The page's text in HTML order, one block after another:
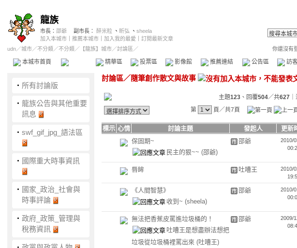
龍族
市長： 邵爺 副市長： 醉米粒 、 昕弘 、 sheela
加入本城市
推薦本城市 加入我的最愛
訂閱最新文章
udn／城市／不分類 ／不分類 ／ 【龍族】城市／討論區／ 你還沒有
本城市首頁 精華區 投票區 影像館 推薦連結 公告區 訪
‧ 所有討論版
‧ 龍族公告與其他重要
訊息
‧ swf_gif_jpg_語法區
‧ 國際重大時事資訊
‧ 國家_政治_社會與
時事評論
‧ 政府_政策_管理與
稅務資訊
討論區／隨筆創作散文與故事
主題123 、回覆504／共627
第
頁／共7頁
標示 心情 討論主題 發起人 更新
保固期~
民主的狠~~ (邵爺)
邵爺
2010/
唇眸 吐嘈王
2010/
《人間智慧》
收到~ (sheela)
邵爺
2010/
無法把香蕉皮罵進垃圾桶的！
吐嘈王是想盡辦法想把
垃圾從垃圾桶裡罵出來 (吐嘈王)
邵爺
2009/